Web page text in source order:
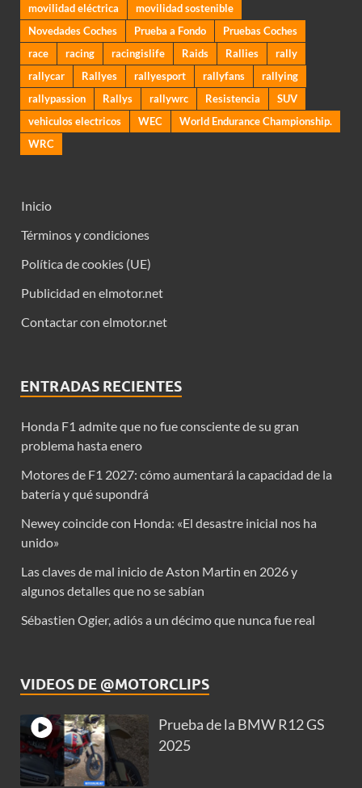
movilidad eléctrica
movilidad sostenible
Novedades Coches
Prueba a Fondo
Pruebas Coches
race
racing racingislife Raids Rallies
rally
rallycar
Rallyes rallyesport rallyfans
rallying
rallypassion
Rallys rallywrc Resistencia
SUV
vehiculos electricos
WEC
World Endurance Championship.
WRC
Inicio
Términos y condiciones
Política de cookies (UE)
Publicidad en elmotor.net
Contactar con elmotor.net
ENTRADAS RECIENTES
Honda F1 admite que no fue consciente de su gran
problema hasta enero
Motores de F1 2027: cómo aumentará la capacidad de la
batería y qué supondrá
Newey coincide con Honda: «El desastre inicial nos ha
unido»
Las claves de mal inicio de Aston Martin en 2026 y
algunos detalles que no se sabían
Sébastien Ogier, adiós a un décimo que nunca fue real
VIDEOS DE @MOTORCLIPS
Prueba de la BMW R12 GS
2025